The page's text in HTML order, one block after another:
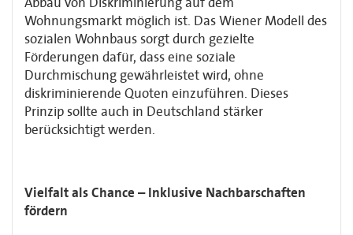
Wohnungsmarkt möglich ist. Das Wiener Modell des
sozialen Wohnbaus sorgt durch gezielte
Förderungen dafür, dass eine soziale
Durchmischung gewährleistet wird, ohne
diskriminierende Quoten einzuführen. Dieses
Prinzip sollte auch in Deutschland stärker
berücksichtigt werden.
Vielfalt als Chance – Inklusive Nachbarschaften
fördern